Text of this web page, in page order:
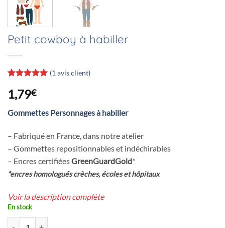
Petit cowboy à habiller
5 basé sur
notation
client
(1 avis client)
1,79€
Gommettes Personnages à habiller
– Fabriqué en France, dans notre atelier
– Gommettes repositionnables et indéchirables
– Encres certifiéesGreenGuardGold*
*encres homologués crèches, écoles et hôpitaux
Voir la description complète
En stock